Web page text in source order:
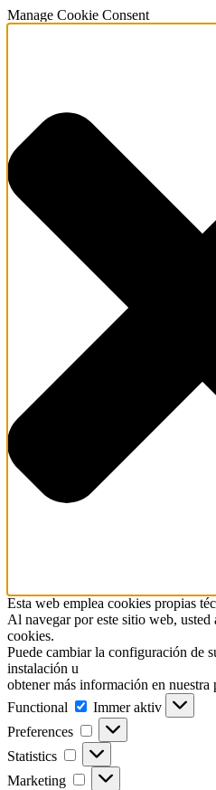
Manage Cookie Consent
Esta web emplea cookies propias
Al navegar por este sitio web, usted
cookies.
Puede cambiar la configuración de
instalación u
obtener más información en
Functional
Functional
Immer aktiv
Preferences
Preferences
Statistics Statistics
Marketing Marketing